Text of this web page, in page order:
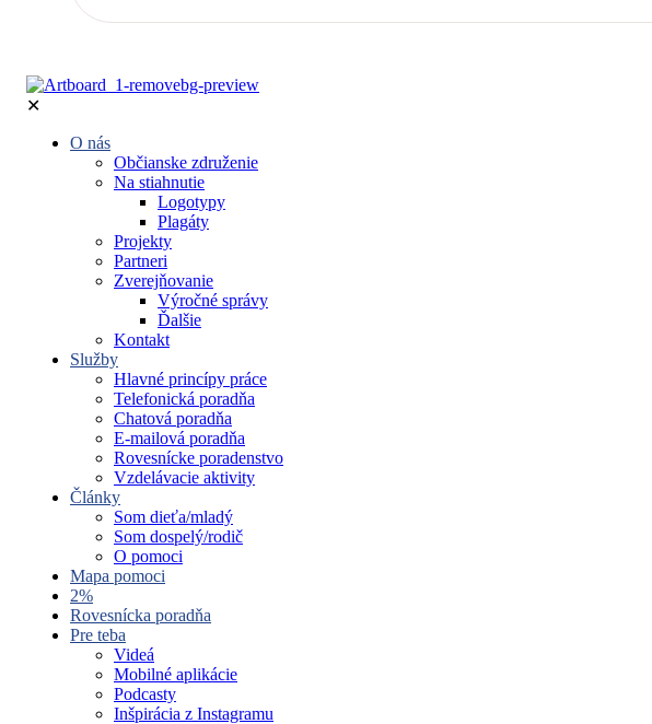
✕
O nás
Občianske združenie
Na stiahnutie
Logotypy
Plagáty
Projekty
Partneri
Zverejňovanie
Výročné správy
Ďalšie
Kontakt
Služby
Hlavné princípy práce
Telefonická poradňa
Chatová poradňa
E-mailová poradňa
Rovesnícke poradenstvo
Vzdelávacie aktivity
Články
Som dieťa/mladý
Som dospelý/rodič
O pomoci
Mapa pomoci
2%
Rovesnícka poradňa
Pre teba
Videá
Mobilné aplikácie
Podcasty
Inšpirácia z Instagramu